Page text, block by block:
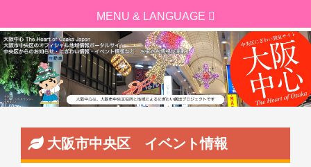
大阪市中央区 イベント情報